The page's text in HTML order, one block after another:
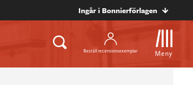
Ingår i Bonnierförlagen
Beställ recensionsexemplar Meny